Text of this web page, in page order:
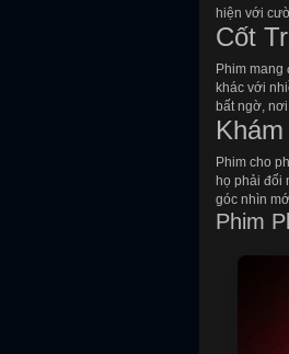
hiện với
Cốt
Phim mang
khác với
bất ngờ,
Phim cho
họ phải đối
góc nhìn
Phim